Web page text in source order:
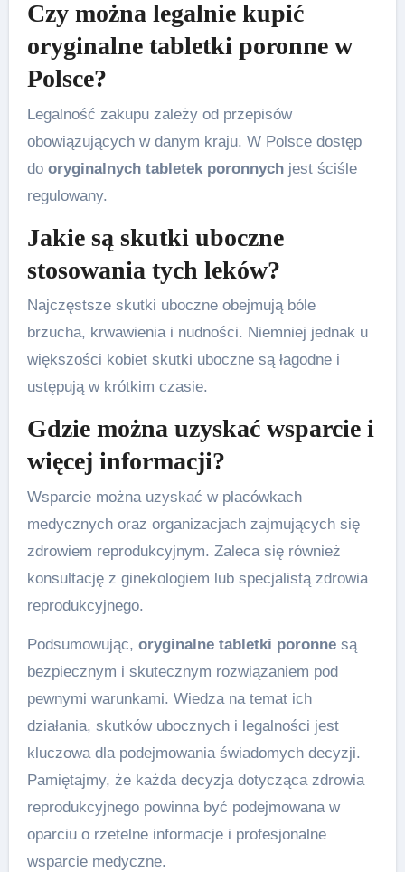
Czy można legalnie kupić
oryginalne tabletki poronne w
Polsce?
Legalność zakupu zależy od przepisów
obowiązujących w danym kraju. W Polsce dostęp
do oryginalnych tabletek poronnychjest ściśle
regulowany.
Jakie są skutki uboczne
stosowania tych leków?
Najczęstsze skutki uboczne obejmują bóle
brzucha, krwawienia i nudności. Niemniej jednak u
większości kobiet skutki uboczne są łagodne i
ustępują w krótkim czasie.
Gdzie można uzyskać wsparcie i
więcej informacji?
Wsparcie można uzyskać w placówkach
medycznych oraz organizacjach zajmujących się
zdrowiem reprodukcyjnym. Zaleca się również
konsultację z ginekologiem lub specjalistą zdrowia
reprodukcyjnego.
Podsumowując, oryginalne tabletki poronnesą
bezpiecznym i skutecznym rozwiązaniem pod
pewnymi warunkami. Wiedza na temat ich
działania, skutków ubocznych i legalności jest
kluczowa dla podejmowania świadomych decyzji.
Pamiętajmy, że każda decyzja dotycząca zdrowia
reprodukcyjnego powinna być podejmowana w
oparciu o rzetelne informacje i profesjonalne
wsparcie medyczne.